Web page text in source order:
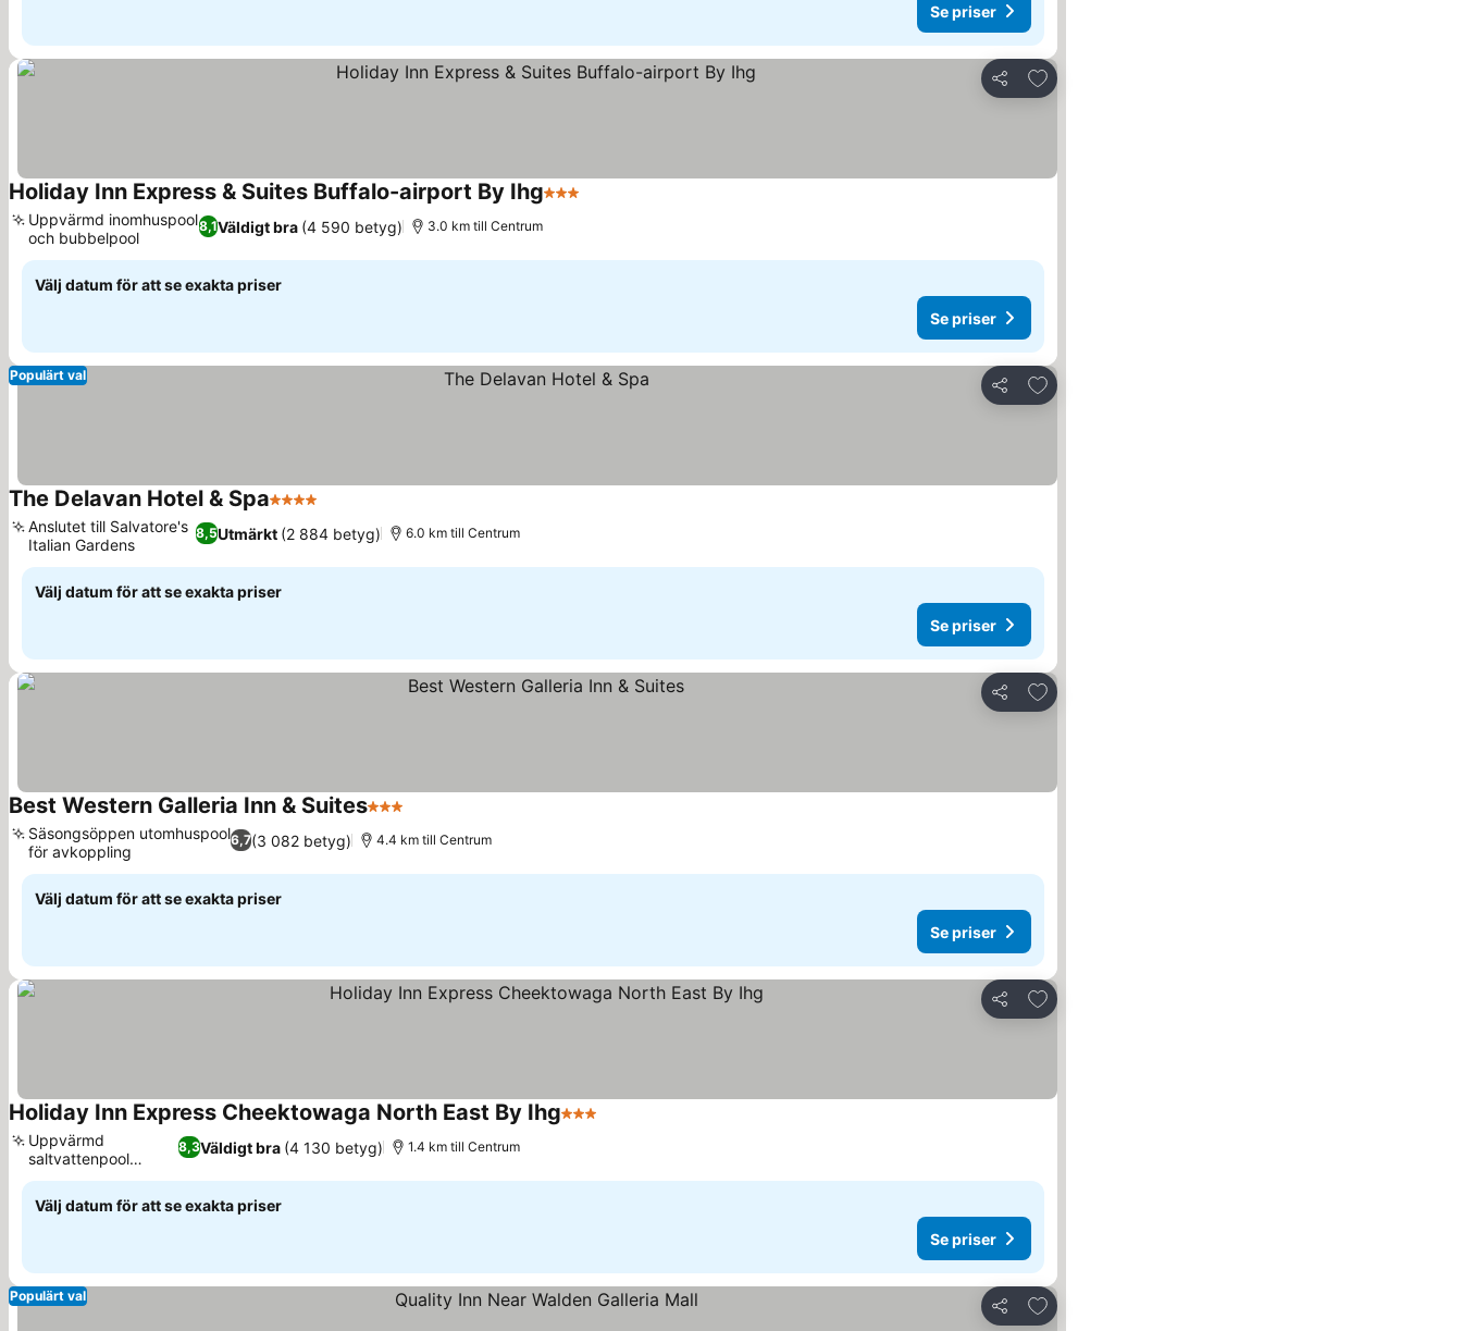
Se priser
Dela
Lägg till i Mina Favoriter
Holiday Inn Express & Suites Buffalo-airport By Ihg3 Stjärnor
8,1Väldigt bra (4 590 betyg)
Uppvärmd inomhuspool
och bubbelpool
3.0 km till Centrum
Välj datum för att se exakta priser
Se priser
Dela
Lägg till i Mina Favoriter
Populärt val
The Delavan Hotel & Spa4 Stjärnor
8,5Utmärkt (2 884 betyg)
Anslutet till Salvatore's
Italian Gardens
6.0 km till Centrum
Välj datum för att se exakta priser
Se priser
Dela
Lägg till i Mina Favoriter
Best Western Galleria Inn & Suites3 Stjärnor
6,7(3 082 betyg)
Säsongsöppen utomhuspool
för avkoppling
4.4 km till Centrum
Välj datum för att se exakta priser
Se priser
Dela
Lägg till i Mina Favoriter
Holiday Inn Express Cheektowaga North East By Ihg3 Stjärnor
8,3Väldigt bra (4 130 betyg)
Uppvärmd
saltvattenpool
inomhus
1.4 km till Centrum
Välj datum för att se exakta priser
Se priser
Dela
Lägg till i Mina Favoriter
Populärt val